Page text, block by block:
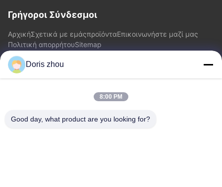
Γρήγοροι Σύνδεσμοι
ΑρχικήΣχετικά με εμάςπροϊόνταΕπικοινωνήστε μαζί μας
Πολιτική απορρήτουSitemap
Επικοινωνήστε μαζί μας
Διεύθυνση: Δρόμος Chaoyang, κωμόπολη Zhotie, πόλη
Doris zhou
8:00 PM
Good day, what product are you looking for?